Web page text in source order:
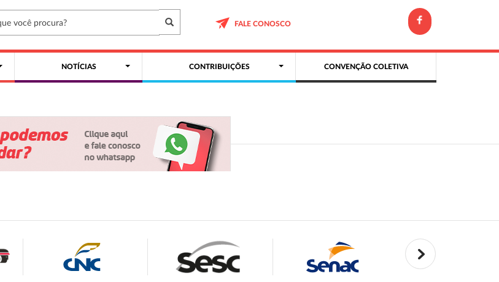
FALE CONOSCO
NOTÍCIAS CONTRIBUIÇÕES CONVENÇÃO COLETIVA